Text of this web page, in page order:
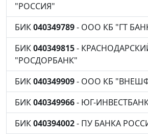
"РОССИЯ"
БИК040349789- ООО КБ "ГТ
БИК040349815-
"РОСДОРБАНК"
БИК040349909- ООО КБ
БИК040349966- ЮГ-
БИК040394002- ПУ БАНКА